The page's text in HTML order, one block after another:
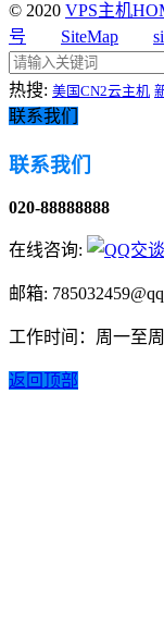
© 2020 VPS主机
号
SiteMap
热搜: 美国CN2云主机
联系我们
联系我们
020-88888888
在线咨询:
邮箱:
工作时间：周一至
返回顶部